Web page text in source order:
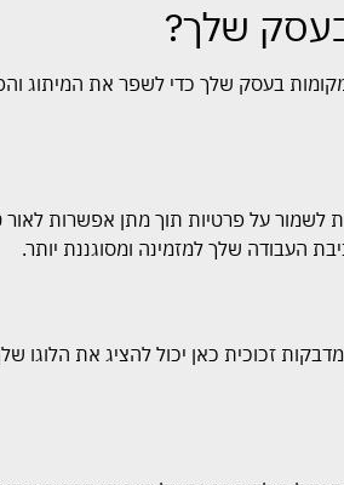
בעסק שלך?
בעסק שלך כדי לשפר את המיתוג
לשמור על פרטיות תוך מתן אפשרות
העבודה שלך למזמינה ומסוגננת יותר.
זכוכית כאן יכול להציג את הלוגו